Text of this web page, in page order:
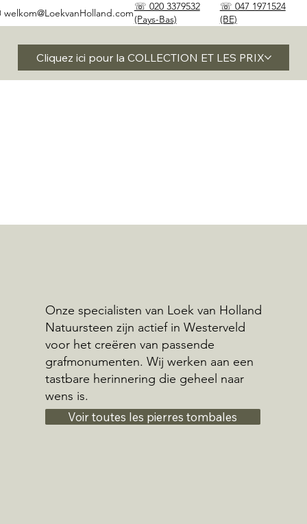
☏ 020 3379532
(Pays-Bas)
☏ 047 1971524
(BE)
welkom@LoekvanHolland.com
Cliquez ici pour la COLLECTION ET LES PRIX
Onze specialisten van Loek van Holland
Natuursteen zijn actief in Westerveld
voor het creëren van passende
grafmonumenten. Wij werken aan een
tastbare herinnering die geheel naar
wens is.
Voir toutes les pierres tombales